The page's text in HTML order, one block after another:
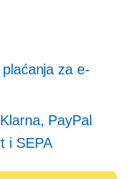
za e-
PayPal
i SEPA